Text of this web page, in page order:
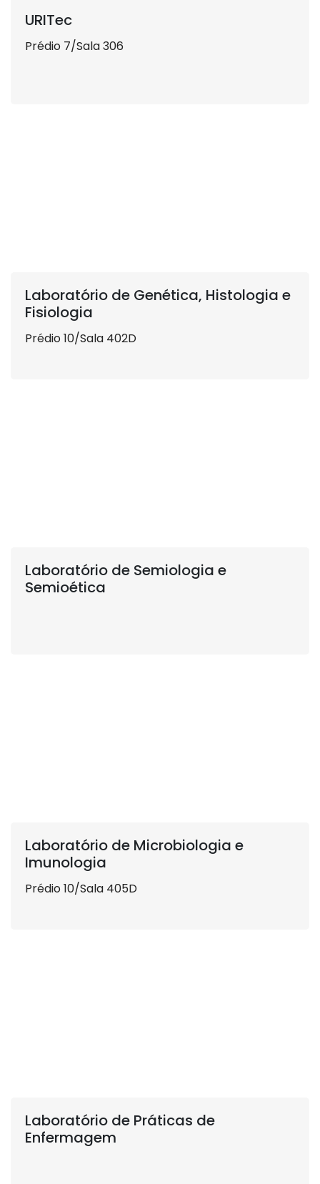
URITec
Prédio 7/Sala 306
Laboratório de Genética, Histologia e
Fisiologia
Prédio 10/Sala 402D
Laboratório de Semiologia e
Semioética
Laboratório de Microbiologia e
Imunologia
Prédio 10/Sala 405D
Laboratório de Práticas de
Enfermagem